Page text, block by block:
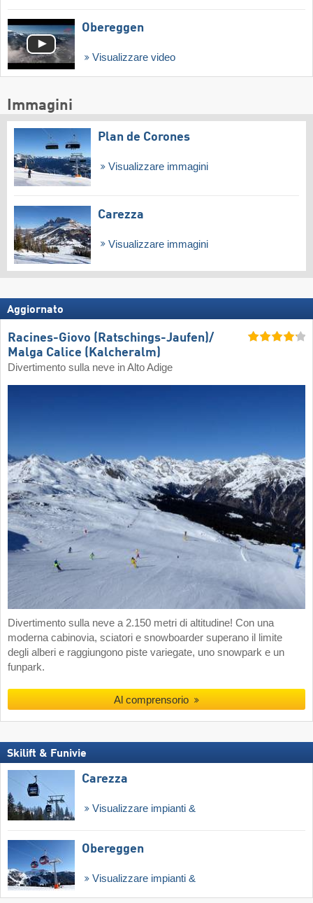
Obereggen
Visualizzare video
Immagini
Plan de Corones
Visualizzare immagini
Carezza
Visualizzare immagini
Aggiornato
Racines-Giovo (Ratschings-Jaufen)/​
Malga Calice (Kalcheralm)
Divertimento sulla neve in Alto Adige
Divertimento sulla neve a 2.150 metri di altitudine! Con una
moderna cabinovia, sciatori e snowboarder superano il limite
degli alberi e raggiungono piste variegate, uno snowpark e un
funpark.
Al comprensorio
Skilift & Funivie
Carezza
Visualizzare impianti &
Obereggen
Visualizzare impianti &